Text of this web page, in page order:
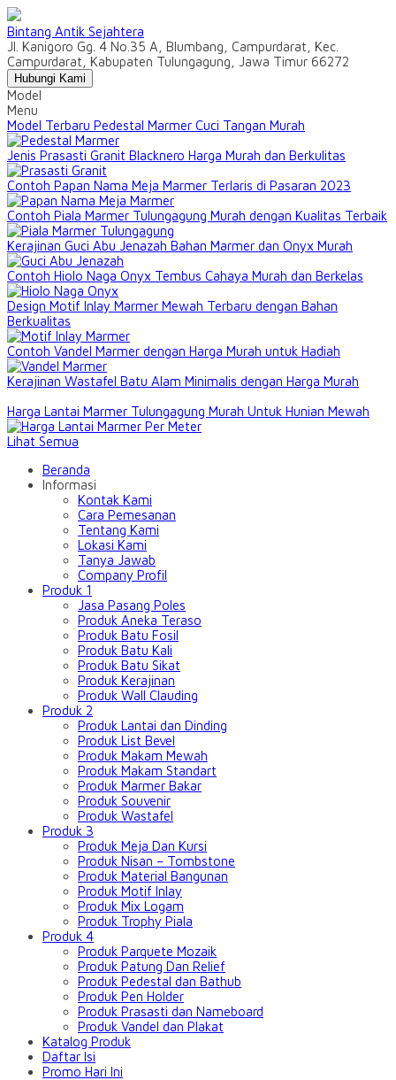
Bintang Antik Sejahtera
Jl. Kanigoro Gg. 4 No.35 A, Blumbang, Campurdarat, Kec.
Campurdarat, Kabupaten Tulungagung, Jawa Timur 66272
Hubungi Kami
Model
Menu
Model Terbaru Pedestal Marmer Cuci Tangan Murah
Jenis Prasasti Granit Blacknero Harga Murah dan Berkulitas
Contoh Papan Nama Meja Marmer Terlaris di Pasaran 2023
Contoh Piala Marmer Tulungagung Murah dengan Kualitas Terbaik
Kerajinan Guci Abu Jenazah Bahan Marmer dan Onyx Murah
Contoh Hiolo Naga Onyx Tembus Cahaya Murah dan Berkelas
Design Motif Inlay Marmer Mewah Terbaru dengan Bahan
Berkualitas
Contoh Vandel Marmer dengan Harga Murah untuk Hadiah
Kerajinan Wastafel Batu Alam Minimalis dengan Harga Murah
Harga Lantai Marmer Tulungagung Murah Untuk Hunian Mewah
Lihat Semua
Beranda
Informasi
Kontak Kami
Cara Pemesanan
Tentang Kami
Lokasi Kami
Tanya Jawab
Company Profil
Produk 1
Jasa Pasang Poles
Produk Aneka Teraso
Produk Batu Fosil
Produk Batu Kali
Produk Batu Sikat
Produk Kerajinan
Produk Wall Clauding
Produk 2
Produk Lantai dan Dinding
Produk List Bevel
Produk Makam Mewah
Produk Makam Standart
Produk Marmer Bakar
Produk Souvenir
Produk Wastafel
Produk 3
Produk Meja Dan Kursi
Produk Nisan – Tombstone
Produk Material Bangunan
Produk Motif Inlay
Produk Mix Logam
Produk Trophy Piala
Produk 4
Produk Parquete Mozaik
Produk Patung Dan Relief
Produk Pedestal dan Bathub
Produk Pen Holder
Produk Prasasti dan Nameboard
Produk Vandel dan Plakat
Katalog Produk
Daftar Isi
Promo Hari Ini